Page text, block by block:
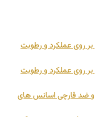
بر روی عملکرد و رطوبت
بر روی عملکرد و رطوبت
و ضد قارچی اسانس های